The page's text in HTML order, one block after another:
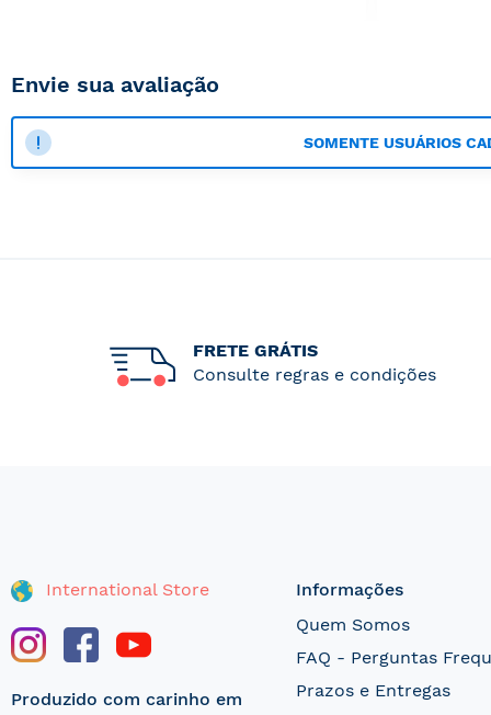
Envie sua avaliação
SOMENTE USUÁRIOS
FRETE GRÁTIS
Consulte regras e condições
International Store
Produzido com carinho em
Informações
Quem Somos
FAQ - Perguntas
Prazos e Entregas